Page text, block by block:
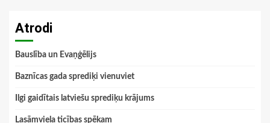
Atrodi
Bauslība un Evaņģēlijs
Baznīcas gada sprediķi vienuviet
Ilgi gaidītais latviešu sprediķu krājums
Lasāmviela ticības spēkam